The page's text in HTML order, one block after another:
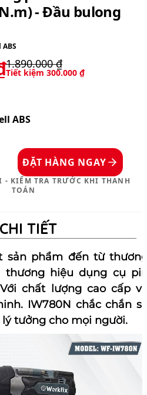
TIẾT
chất lượng cao cấp và
tưởng cho mọi người.
CHỨC NĂNG